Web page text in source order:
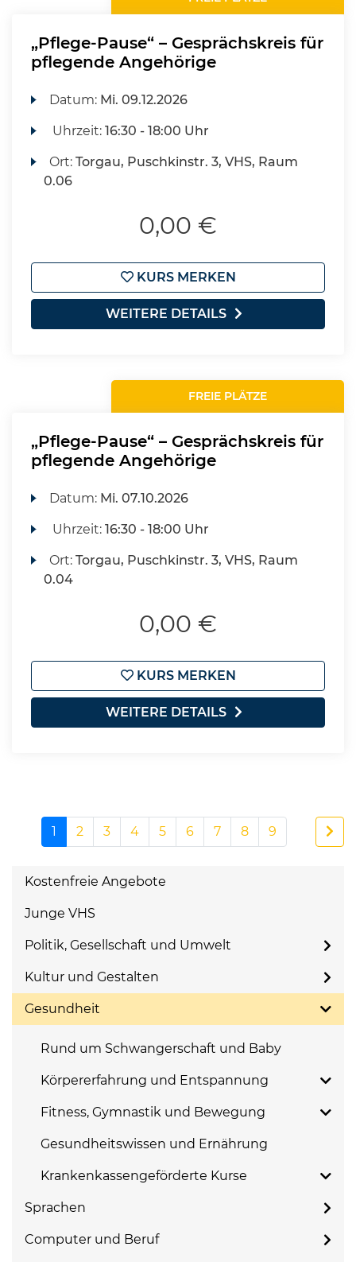
„Pflege-Pause“ – Gesprächskreis für
pflegende Angehörige
Datum: Mi. 09.12.2026
Uhrzeit:16:30 - 18:00 Uhr
Ort:Torgau, Puschkinstr. 3, VHS, Raum
0.06
0,00 €
KURS MERKEN
WEITERE DETAILS
FREIE PLÄTZE
„Pflege-Pause“ – Gesprächskreis für
pflegende Angehörige
Datum: Mi. 07.10.2026
Uhrzeit:16:30 - 18:00 Uhr
Ort:Torgau, Puschkinstr. 3, VHS, Raum
0.04
0,00 €
KURS MERKEN
WEITERE DETAILS
1 2 3 4 5 6 7 8 9
Kostenfreie Angebote
Junge VHS
Politik, Gesellschaft und Umwelt
Kultur und Gestalten
Gesundheit
Rund um Schwangerschaft und Baby
Körpererfahrung und Entspannung
Fitness, Gymnastik und Bewegung
Gesundheitswissen und Ernährung
Krankenkassengeförderte Kurse
Sprachen
Computer und Beruf